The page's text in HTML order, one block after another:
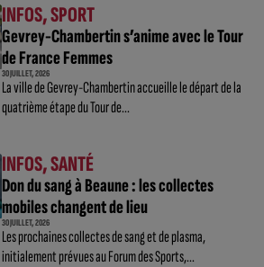
INFOS,SPORT
Gevrey-Chambertin s’anime avec le Tour
de France Femmes
30 JUILLET, 2026
La ville de Gevrey-Chambertin accueille le départ de la
quatrième étape du Tour de...
INFOS,SANTÉ
Don du sang à Beaune : les collectes
mobiles changent de lieu
30 JUILLET, 2026
Les prochaines collectes de sang et de plasma,
initialement prévues au Forum des Sports,...